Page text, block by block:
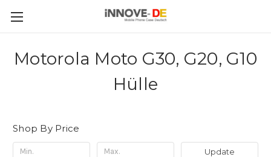
Motorola Moto G30, G20, G10
Hülle
Shop By Price
Update